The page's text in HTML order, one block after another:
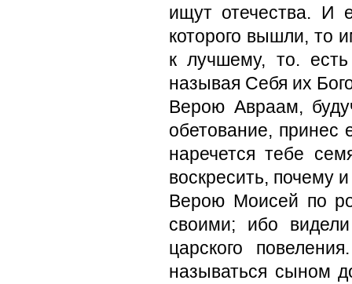
ищут отечества. И
которого вышли, то
к лучшему, то.
называя Себя их
Верою Авраам,
обетование, принес
наречется тебе
воскресить, почему
Верою Моисей по
своими; ибо
царского
называться сыном